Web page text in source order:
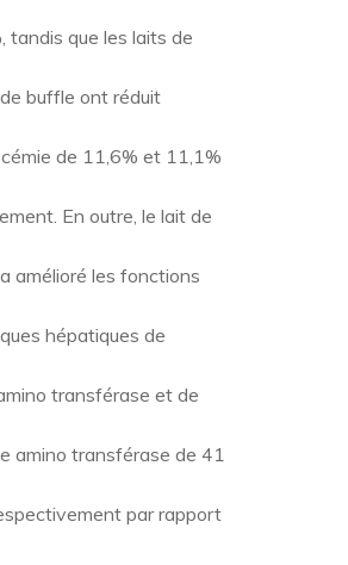
tandis que les laits de
buffle ont réduit
de 11,6% et 11,1%
En outre, le lait de
amélioré les fonctions
hépatiques de
transférase et de
amino transférase de 41
par rapport